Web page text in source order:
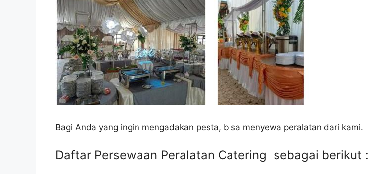
Bagi Anda yang ingin mengadakan pesta, bisa menyewa peralatan dari kami.
Daftar Persewaan Peralatan Catering sebagai berikut :